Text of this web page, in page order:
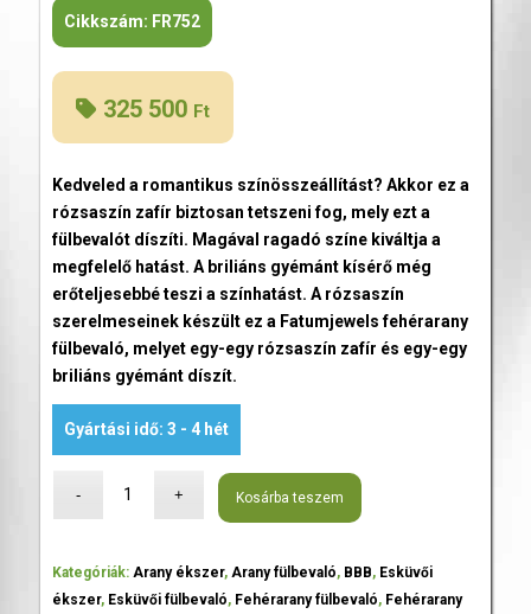
Cikkszám: FR752
325 500 Ft
Kedveled a romantikus színösszeállítást? Akkor ez a
rózsaszín zafír biztosan tetszeni fog, mely ezt a
fülbevalót díszíti. Magával ragadó színe kiváltja a
megfelelő hatást. A briliáns gyémánt kísérő még
erőteljesebbé teszi a színhatást. A rózsaszín
szerelmeseinek készült ez a Fatumjewels fehérarany
fülbevaló, melyet egy-egy rózsaszín zafír és egy-egy
briliáns gyémánt díszít.
Gyártási idő: 3 - 4 hét
Kosárba teszem
Kategóriák: Arany ékszer, Arany fülbevaló, BBB, Esküvői
ékszer, Esküvői fülbevaló, Fehérarany fülbevaló, Fehérarany